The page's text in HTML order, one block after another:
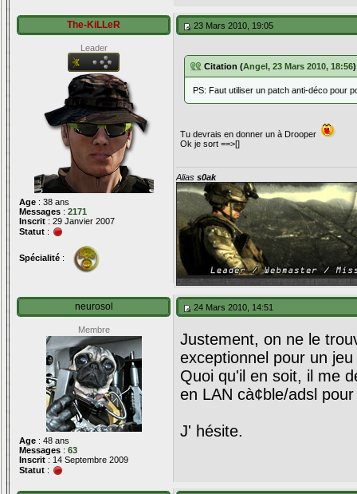
The-KiLLeR
Leader
Age : 38 ans
Messages : 2171
Inscrit : 29 Janvier 2007
Statut :
Spécialité :
23 Mars 2010, 19:05
Citation (Angel, 23 Mars 2010, 18:56)
PS: Faut utiliser un patch anti-déco pour
Tu devrais en donner un à Drooper
Ok je sort ==>[]
Alias s0ak
neurosol
Membre
Age : 48 ans
Messages : 63
Inscrit : 14 Septembre 2009
Statut :
24 Mars 2010, 14:51
Justement, on ne le
exceptionnel pour un
Quoi qu'il en soit, il me
en LAN cà¢ble/adsl
J' hésite.